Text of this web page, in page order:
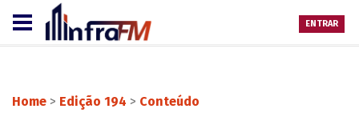
ENTRAR
Home > Edição 194 > Conteúdo